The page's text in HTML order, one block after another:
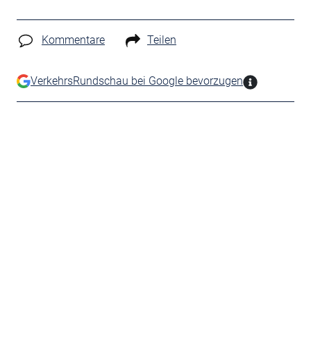
Kommentare Teilen
VerkehrsRundschau bei Google bevorzugen